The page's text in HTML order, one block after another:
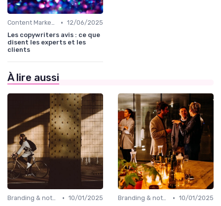
Content Marketing & SEO • 12/06/2025
Les copywriters avis : ce que
disent les experts et les
clients
À lire aussi
Branding & notoriété de marque • 10/01/2025
Branding & notoriété de marque • 10/01/2025